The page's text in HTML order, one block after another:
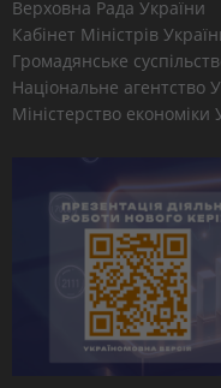
Верховна Рада України
Кабінет Міністрів
Громадянське
Національне агентство
Міністерство економіки